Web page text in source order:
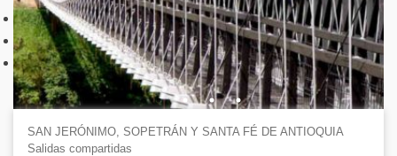
Atención al cliente
(604) 5108555
Contactanos
SAN JERÓNIMO, SOPETRÁN Y SANTA FÉ DE ANTIOQUIA
Salidas compartidas